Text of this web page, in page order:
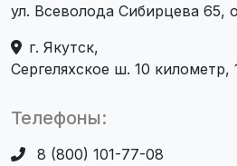
ул. Всеволода Сибирцева 65,
г. Якутск,
Сергеляхское ш. 10 километр,
Телефоны:
8 (800) 101-77-08